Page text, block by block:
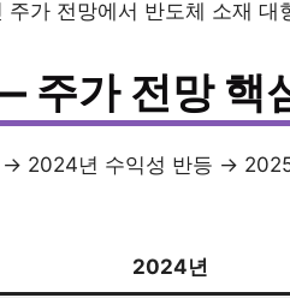
가 전망에서 반도체 소재 대
주가 전망 핵
2024년 수익성 반등 →
2024년